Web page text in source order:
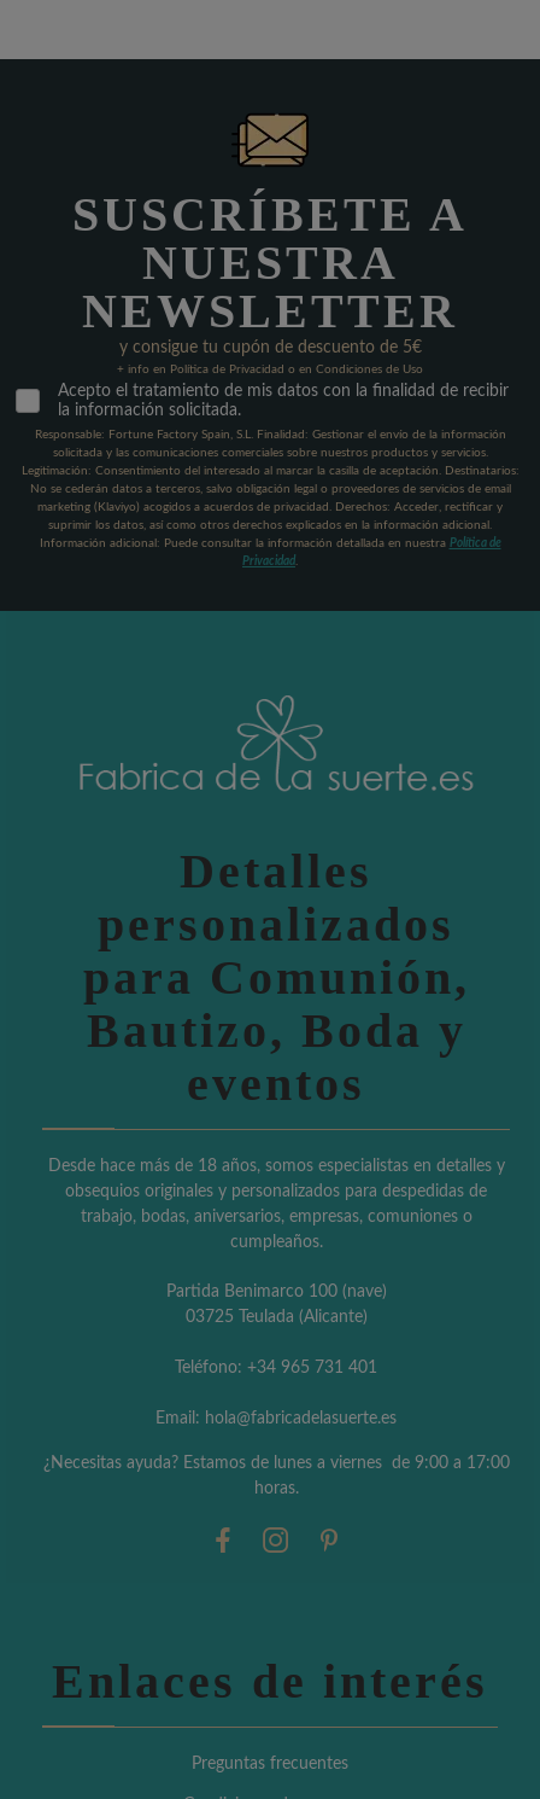
SUSCRÍBETE A
NUESTRA
NEWSLETTER
y consigue tu cupón de descuento de 5€
+ info en Política de Privacidad o en Condiciones de Uso
Acepto el tratamiento de mis datos con la finalidad de recibir
la información solicitada.
Responsable: Fortune Factory Spain, S.L. Finalidad: Gestionar el envío de la información
solicitada y las comunicaciones comerciales sobre nuestros productos y servicios.
Legitimación: Consentimiento del interesado al marcar la casilla de aceptación. Destinatarios:
No se cederán datos a terceros, salvo obligación legal o proveedores de servicios de email
marketing (Klaviyo) acogidos a acuerdos de privacidad. Derechos: Acceder, rectificar y
suprimir los datos, así como otros derechos explicados en la información adicional.
Información adicional: Puede consultar la información detallada en nuestra Política de
Privacidad
Detalles
personalizados
para Comunión,
Bautizo, Boda y
eventos
Desde hace más de 18 años, somos especialistas en detalles y
obsequios originales y personalizados para despedidas de
trabajo, bodas, aniversarios, empresas, comuniones o
cumpleaños.
Partida Benimarco 100 (nave)
03725 Teulada (Alicante)
Teléfono: +34 965 731 401
Email: hola@fabricadelasuerte.es
¿Necesitas ayuda? Estamos de lunes a viernes de 9:00 a 17:00
horas.
Enlaces de interés
Preguntas frecuentes